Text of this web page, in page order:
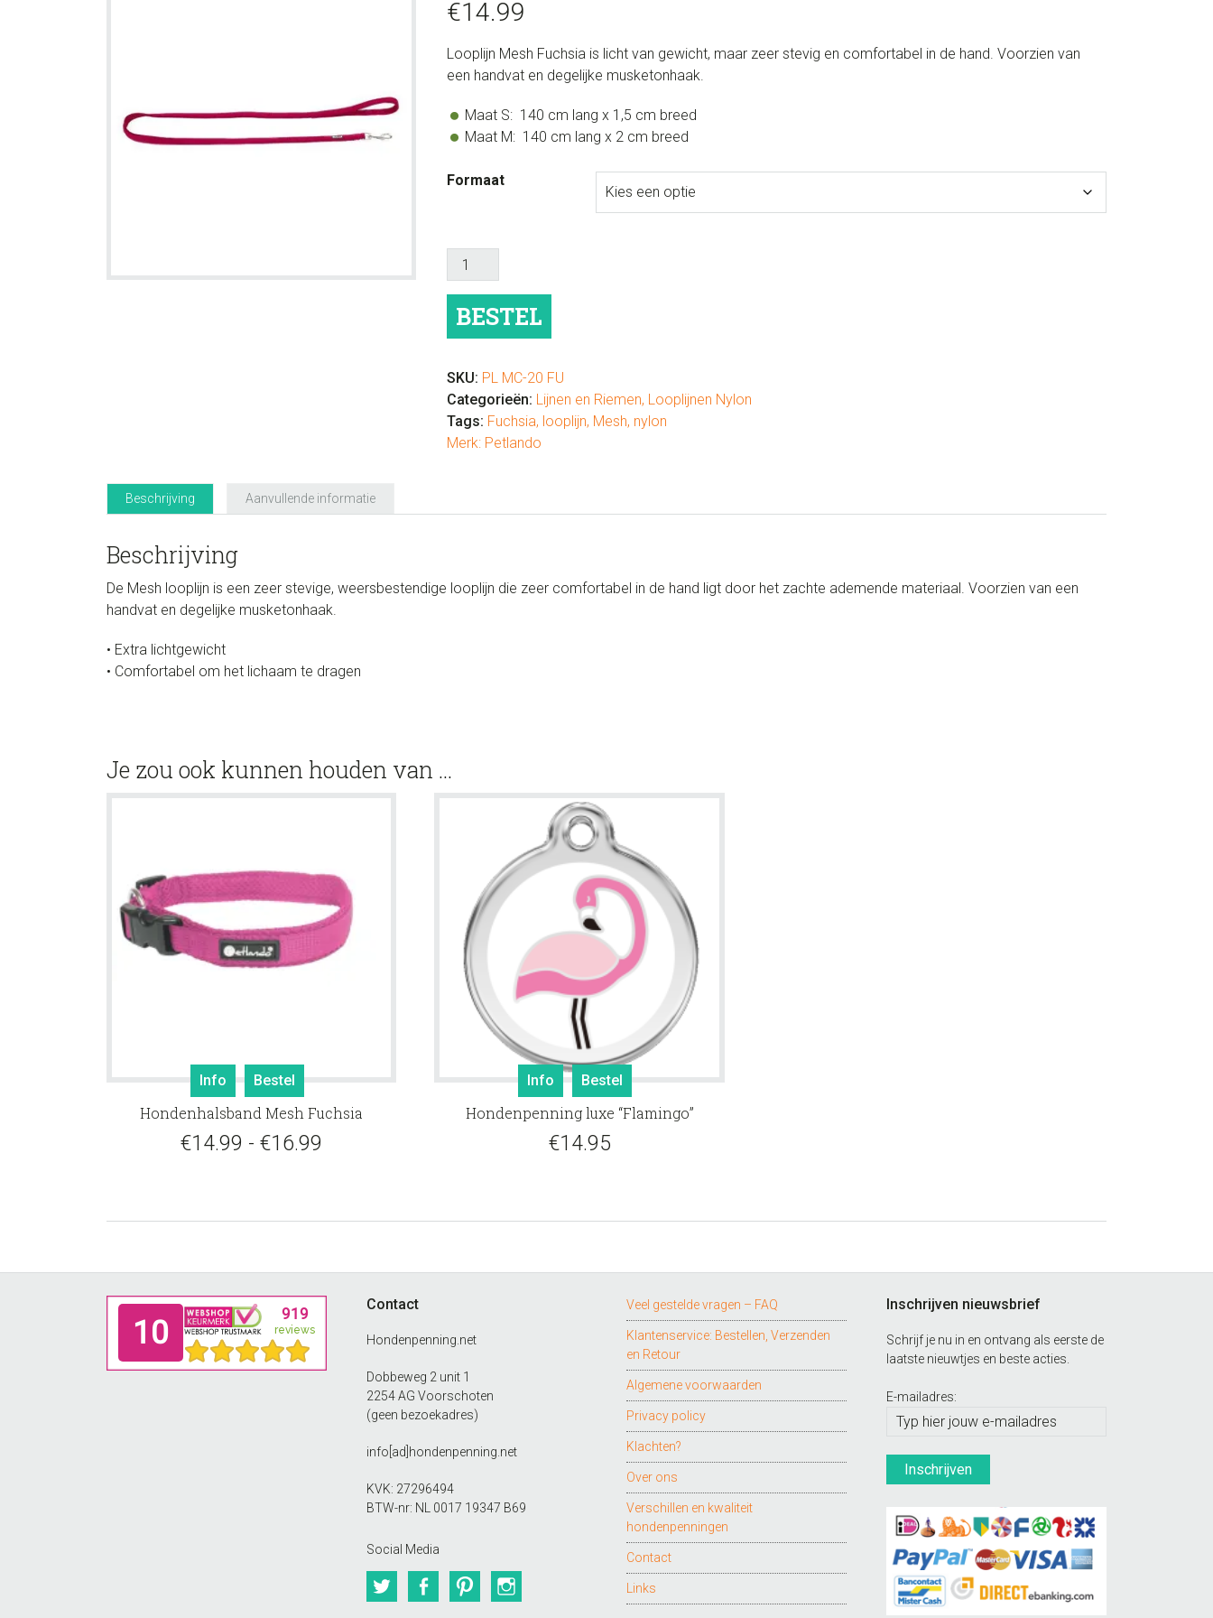
€14.99
Looplijn Mesh Fuchsia is licht van gewicht, maar zeer stevig en comfortabel in de hand. Voorzien van
een handvat en degelijke musketonhaak.
Maat S: 140 cm lang x 1,5 cm breed
Maat M: 140 cm lang x 2 cm breed
Formaat
Looplijn
Mesh
aantal
BESTEL
SKU: PL MC-20 FU
Categorieën: Lijnen en Riemen, Looplijnen Nylon
Tags: Fuchsia, looplijn, Mesh, nylon
Merk: Petlando
Beschrijving Aanvullende informatie
Beschrijving
De Mesh looplijn is een zeer stevige, weersbestendige looplijn die zeer comfortabel in de hand ligt door het zachte ademende materiaal. Voorzien van een
handvat en degelijke musketonhaak.
• Extra lichtgewicht
• Comfortabel om het lichaam te dragen
Je zou ook kunnen houden van …
Info Bestel
Dit
heeft
meerdere
kan
worden
productpagina
Hondenhalsband Mesh Fuchsia
€14.99 - €16.99
Info Bestel
Hondenpenning luxe “Flamingo”
€14.95
Contact
Hondenpenning.net
Dobbeweg 2 unit 1
2254 AG Voorschoten
(geen bezoekadres)
info[ad]hondenpenning.net
KVK: 27296494
BTW-nr: NL 0017 19347 B69
Social Media
TwitterFacebookPinterest
Veel gestelde vragen – FAQ
Klantenservice: Bestellen, Verzenden
en Retour
Algemene voorwaarden
Privacy policy
Klachten?
Over ons
Verschillen en kwaliteit
hondenpenningen
Contact
Links
Inschrijven nieuwsbrief
Schrijf je nu in en ontvang als eerste de
laatste nieuwtjes en beste acties.
E-mailadres: